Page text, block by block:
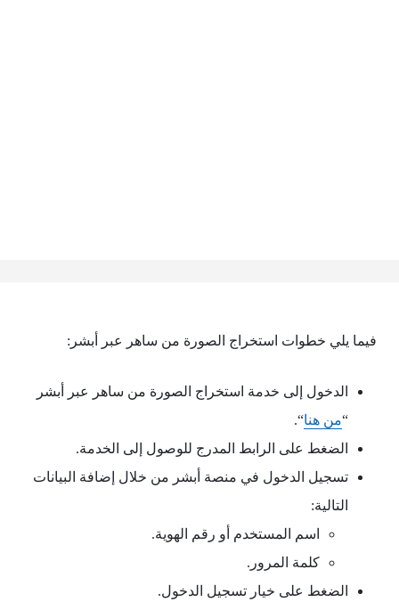
فيما يلي خطوات استخراج الصورة من ساهر عبر أبشر:
الدخول إلى خدمة استخراج الصورة من ساهر عبر أبشر
“من هنا“.
الضغط على الرابط المدرج للوصول إلى الخدمة.
تسجيل الدخول في منصة أبشر من خلال إضافة البيانات
التالية:
اسم المستخدم أو رقم الهوية.
كلمة المرور.
الضغط على خيار تسجيل الدخول.